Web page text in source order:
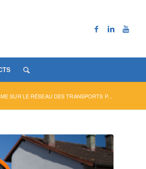
SUR LE RÉSEAU DES TRANSPORTS P...